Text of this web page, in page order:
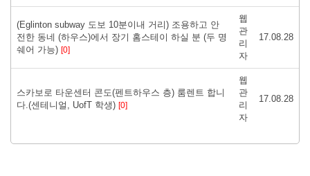
( Eglinton subway 도보 10분이내 거리) 조용하고 안
전한 동네 (하우스)에서 장기 홈스테이 하실 분 (두 명
쉐어 가능) [0]
웹
관
리
자
17.08.28
스카보로 타운센터 콘도(펜트하우스 층) 룸렌트 합니
다.(센테니얼, UofT 학생) [0]
웹
관
리
자
17.08.28